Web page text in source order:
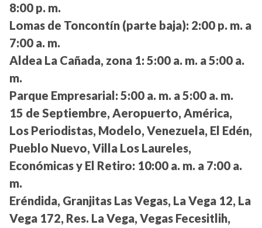
8:00 p. m.
Lomas de Toncontín (parte baja): 2:00 p. m. a
7:00 a. m.
Aldea La Cañada, zona 1: 5:00 a. m. a 5:00 a.
m.
Parque Empresarial: 5:00 a. m. a 5:00 a. m.
15 de Septiembre, Aeropuerto, América,
Los Periodistas, Modelo, Venezuela, El Edén,
Pueblo Nuevo, Villa Los Laureles,
Económicas y El Retiro: 10:00 a. m. a 7:00 a.
m.
Eréndida, Granjitas Las Vegas, La Vega 12, La
Vega 172, Res. La Vega, Vegas Fecesitlih,